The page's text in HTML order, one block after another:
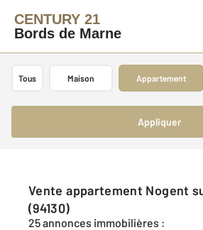
CENTURY 21
Bords de Marne
Tous Maison Appartement
Appliquer
Vente appartement Nogent sur marne
(94130)
25 annonces immobilières :